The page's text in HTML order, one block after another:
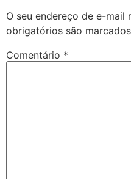
O seu endereço de e-mail
obrigatórios são
Comentário *